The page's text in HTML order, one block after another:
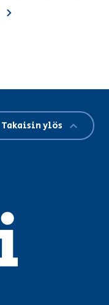
Takaisin ylös